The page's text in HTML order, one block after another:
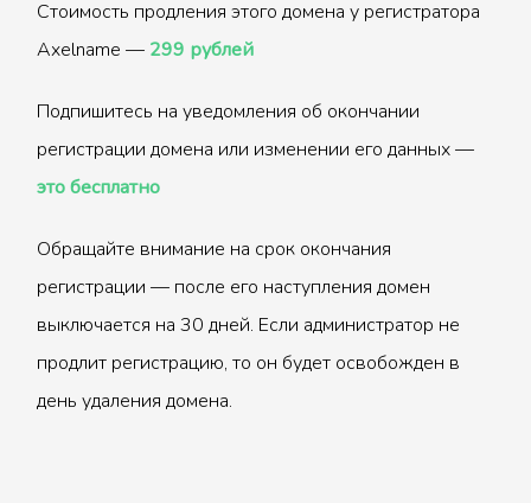
Стоимость продления этого домена у регистратора
Axelname — 299 рублей
Подпишитесь на уведомления об окончании
регистрации домена или изменении его данных —
это бесплатно
Обращайте внимание на срок окончания
регистрации — после его наступления домен
выключается на 30 дней. Если администратор не
продлит регистрацию, то он будет освобожден в
день удаления домена.